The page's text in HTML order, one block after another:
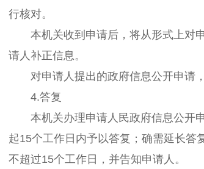
行核对。
本机关收到申请后，将从形式上对申
请人补正信息。
对申请人提出的政府信息公开申请，
4.答复
本机关办理申请人民政府信息公开申
起15个工作日内予以答复；确需延长答
不超过15个工作日，并告知申请人。